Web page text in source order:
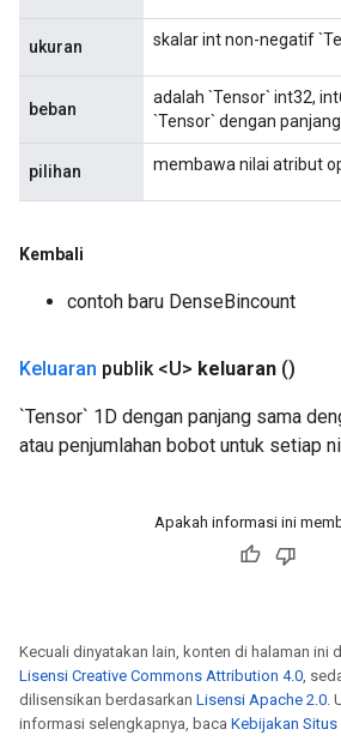
ukuran skalar int non-negatif
beban
adalah `Tensor` int32,
`Tensor` dengan
pilihan membawa nilai atribut
Kembali
contoh baru DenseBincount
Keluaran publik <U> keluaran ()
`Tensor` 1D dengan panjang sama
atau penjumlahan bobot untuk setiap
Apakah informasi ini
Kecuali dinyatakan lain, konten di halaman ini
Lisensi Creative Commons Attribution 4.0,
dilisensikan berdasarkan Lisensi Apache 2.0.
informasi selengkapnya, baca Kebijakan